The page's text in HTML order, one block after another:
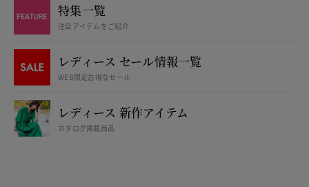
特集一覧
注目アイテムをご紹介
レディース セール情報一覧
WEB限定お得なセール
レディース 新作アイテム
カタログ掲載商品